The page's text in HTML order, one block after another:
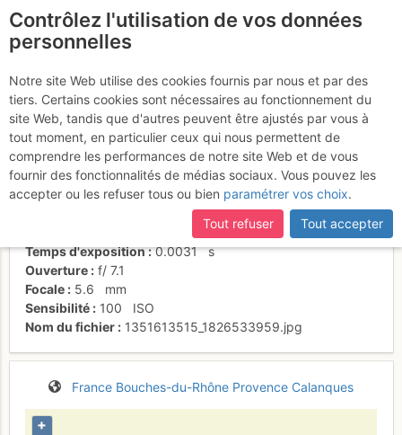
certaines pages ne sont plus accessibles, manquantes ou
incomplètes, déconnectez-vous puis reconnectez-vous à votre
compte sur le site.
Vu sur cassis depuis R3
Activités
Date/heure
30 oct. 2012 12:32
Contributeur
regis duvernay
individuel (CC by-nc-nd)
FUJIFILM FinePix XP150
Temps d'exposition
0.0031 s
Ouverture
f/ 7.1
Focale
5.6
mm
Sensibilité
100
ISO
Nom du fichier
1351613515_1826533959.jpg
France Bouches-du-Rhône Provence Calanques
+
Contrôlez l'utilisation de vos données
personnelles
Notre site Web utilise des cookies fournis par nous et par des
tiers. Certains cookies sont nécessaires au fonctionnement du
site Web, tandis que d'autres peuvent être ajustés par vous à
tout moment, en particulier ceux qui nous permettent de
comprendre les performances de notre site Web et de vous
fournir des fonctionnalités de médias sociaux. Vous pouvez les
accepter ou les refuser tous ou bien paramétrer vos choix.
Tout refuser
Tout accepter